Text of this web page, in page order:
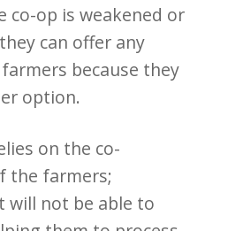
co-op is weakened or
can offer any
because they
option.
on the co-
the farmers;
will not be able to